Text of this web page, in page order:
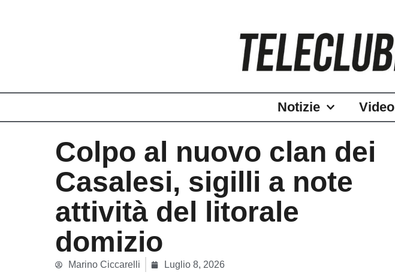
Notizie Video
Colpo al nuovo clan dei
Casalesi, sigilli a note
attività del litorale
domizio
Marino Ciccarelli Luglio 8, 2026